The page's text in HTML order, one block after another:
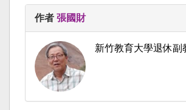
作者 張國財
新竹教育大學退休副